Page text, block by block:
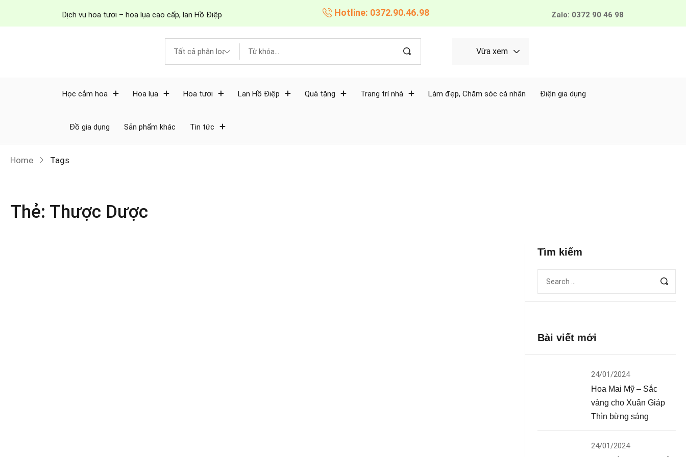
Dịch vụ hoa tươi – hoa lụa cao cấp, lan Hồ Điệp Hotline: 0372.90.46.98 Zalo: 0372 90 46 98
Vừa xem
Học cắm hoa Hoa lụa Hoa tươi Lan Hồ Điệp Quà tặng Trang trí nhà Làm đẹp, Chăm sóc cá nhân Điện gia dụng
Đồ gia dụng Sản phẩm khác Tin tức
Home Tags
Thẻ: Thược Dược
Tìm kiếm
Bài viết mới
24/01/2024
Hoa Mai Mỹ – Sắc
vàng cho Xuân Giáp
Thìn bừng sáng
24/01/2024